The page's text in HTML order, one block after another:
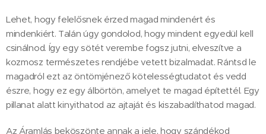
Lehet, hogy felelősnek érzed magad mindenért és
mindenkiért. Talán úgy gondolod, hogy mindent egyedül kell
csinálnod. Így egy sötét verembe fogsz jutni, elveszítve a
kozmosz természetes rendjébe vetett bizalmadat. Rántsd le
magadról ezt az öntömjénező kötelességtudatot és vedd
észre, hogy ez egy álbörtön, amelyet te magad építettél. Egy
pillanat alatt kinyithatod az ajtaját és kiszabadíthatod magad.
Az Áramlás beköszönte annak a jele, hogy szándékod